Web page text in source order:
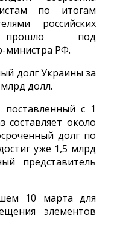
по итогам
российских
под
министра РФ.
долг Украины за
долл.
с 1
составляет около
долг по
уже 1,5 млрд
представитель
10 марта для
элементов